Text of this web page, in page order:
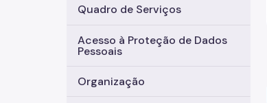
Quadro de Serviços
Acesso à Proteção de Dados
Pessoais
Organização